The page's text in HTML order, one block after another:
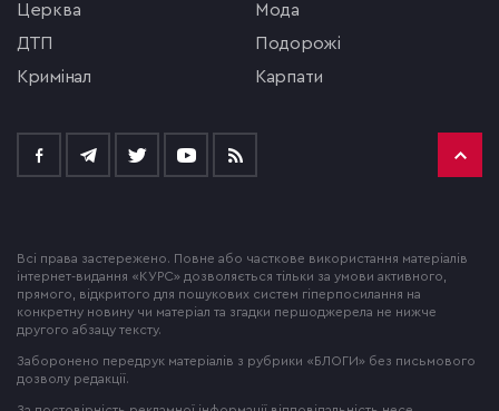
церква
ДТП
кримінал
мода
подорожі
Карпати
Всі права застережено. Повне або часткове використання матеріалів
інтернет-видання «КУРС» дозволяється тільки за умови активного,
прямого, відкритого для пошукових систем гіперпосилання на
конкретну новину чи матеріал та згадки першоджерела не нижче
другого абзацу тексту.
Заборонено передрук матеріалів з рубрики «БЛОГИ» без письмового
дозволу редакції.